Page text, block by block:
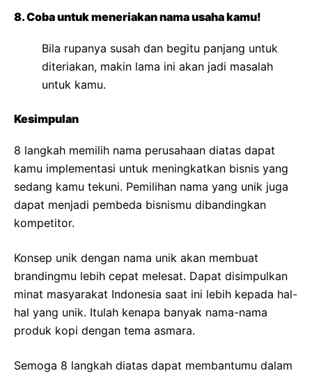
8. Coba untuk meneriakan nama usaha kamu!
Bila rupanya susah dan begitu panjang untuk
diteriakan, makin lama ini akan jadi masalah
untuk kamu.
Kesimpulan
8 langkah memilih nama perusahaan diatas dapat
kamu implementasi untuk meningkatkan bisnis yang
sedang kamu tekuni. Pemilihan nama yang unik juga
dapat menjadi pembeda bisnismu dibandingkan
kompetitor.
Konsep unik dengan nama unik akan membuat
brandingmu lebih cepat melesat. Dapat disimpulkan
minat masyarakat Indonesia saat ini lebih kepada hal-
hal yang unik. Itulah kenapa banyak nama-nama
produk kopi dengan tema asmara.
Semoga 8 langkah diatas dapat membantumu dalam